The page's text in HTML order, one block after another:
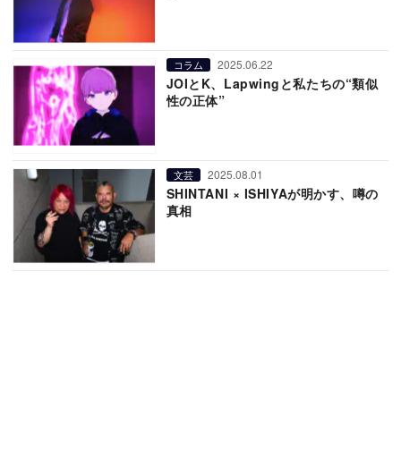
コラム 2025.06.22
JOIとK、Lapwingと私たちの“類似
性の正体”
文芸 2025.08.01
SHINTANI × ISHIYAが明かす、噂の
真相